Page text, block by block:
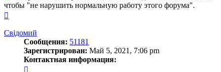
чтобы "не нарушить нормальную работу этого форума".
началу
Свідомий
Сообщения: 51181
Зарегистрирован: Май 5, 2021, 7:06 pm
Контактная информация: